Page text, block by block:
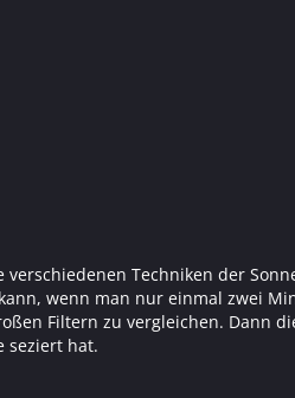
Techniken der
wenn man nur einmal zwei
Filtern zu vergleichen. Dann
seziert hat.